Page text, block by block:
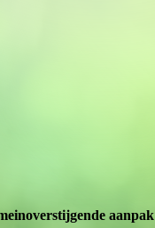
aanpak